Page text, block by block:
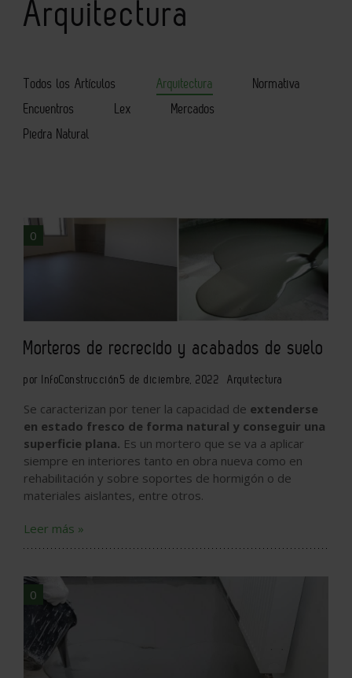
Arquitectura
Todos los Artículos Arquitectura
Normativa
Encuentros
Lex
Mercados
Piedra Natural
0
Morteros de recrecido y acabados de suelo
por InfoConstrucción5 de diciembre, 2022 Arquitectura
Se caracterizan por tener la capacidad de extenderse
en estado fresco de forma natural y conseguir una
superficie plana. Es un mortero que se va a aplicar
siempre en interiores tanto en obra nueva como en
rehabilitación y sobre soportes de hormigón o de
materiales aislantes, entre otros.
Leer más »
0